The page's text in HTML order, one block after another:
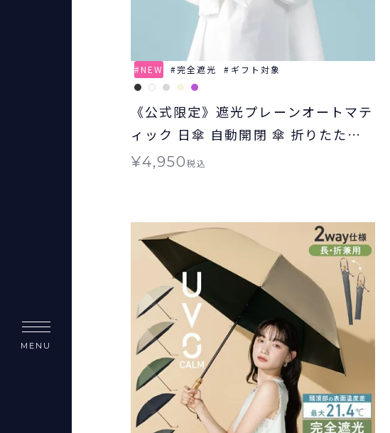
NEW 完全遮光 ギフト対象
《公式限定》遮光プレーンオートマテ
ィック 日傘 自動開閉 傘 折りたたみ
ギフト対象
¥4,950税込
MENU